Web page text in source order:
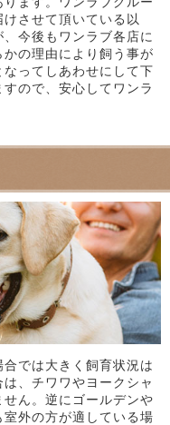
させて頂いている以
今後もワンラブ各店に
の理由により飼う事が
ってしあわせにして下
ので、安心してワンラ
では大きく飼育状況は
、チワワやヨークシャ
ん。逆にゴールデンや
外の方が適している場